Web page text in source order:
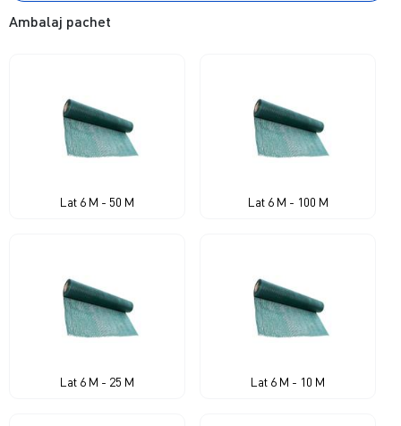
Ambalaj pachet
Lat 6 M - 50 M Lat 6 M - 100 M
Lat 6 M - 25 M Lat 6 M - 10 M